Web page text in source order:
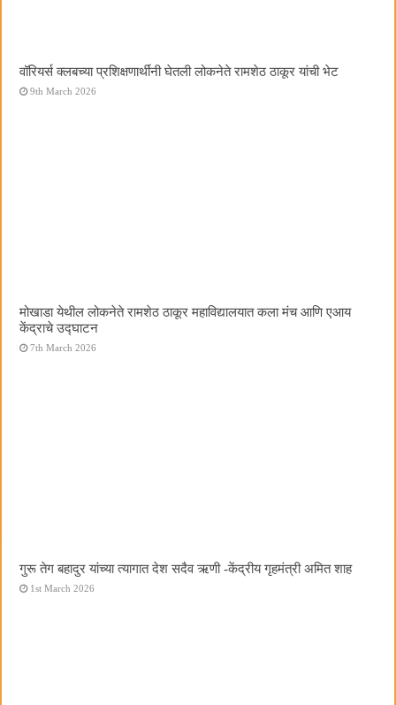
वॉरियर्स क्लबच्या प्रशिक्षणार्थींनी घेतली लोकनेते रामशेठ ठाकूर यांची भेट
9th March 2026
मोखाडा येथील लोकनेते रामशेठ ठाकूर महाविद्यालयात कला मंच आणि एआय
केंद्राचे उद्घाटन
7th March 2026
गुरू तेग बहादुर यांच्या त्यागात देश सदैव ऋणी -केंद्रीय गृहमंत्री अमित शाह
1st March 2026